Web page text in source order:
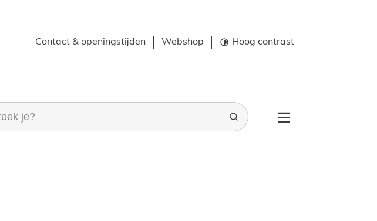
Contact & openingstijden Webshop Hoog contrast
Zoeken Menu